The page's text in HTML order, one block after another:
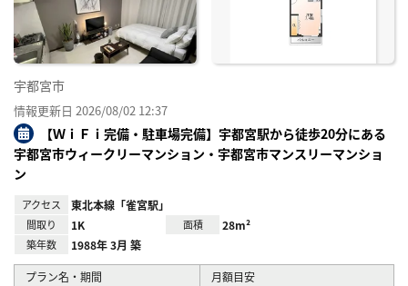
宇都宮市
情報更新日 2026/08/02 12:37
【ＷｉＦｉ完備・駐車場完備】宇都宮駅から徒歩20分にある
宇都宮市ウィークリーマンション・宇都宮市マンスリーマンショ
ン
アクセス 東北本線「雀宮駅」
間取り 1K 面積 28m²
築年数 1988年 3月 築
プラン名・期間 月額目安